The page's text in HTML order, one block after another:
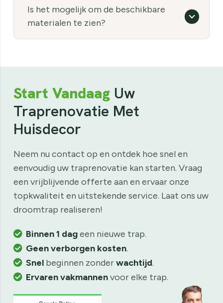
Is het mogelijk om de beschikbare
materialen te zien?
Start Vandaag Uw
Traprenovatie Met
Huisdecor
Neem nu contact op en ontdek hoe snel en
eenvoudig uw traprenovatie kan starten. Vraag
een vrijblijvende offerte aan en ervaar onze
topkwaliteit en uitstekende service. Laat ons uw
droomtrap realiseren!
Binnen 1 dageen nieuwe trap.
Geen verborgen kosten.
Snel beginnen zonderwachtijd.
Ervarenvakmannenvoor elke trap.